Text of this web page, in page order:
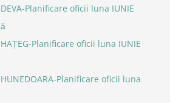
DEVA-Planificare oficii luna IUNIE
HAȚEG-Planificare oficii luna IUNIE
HUNEDOARA-Planificare oficii luna